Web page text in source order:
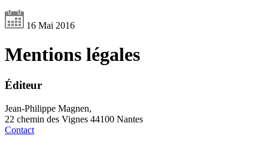
16 Mai 2016
Mentions légales
Éditeur
Jean-Philippe Magnen,
22 chemin des Vignes 44100 Nantes
Contact